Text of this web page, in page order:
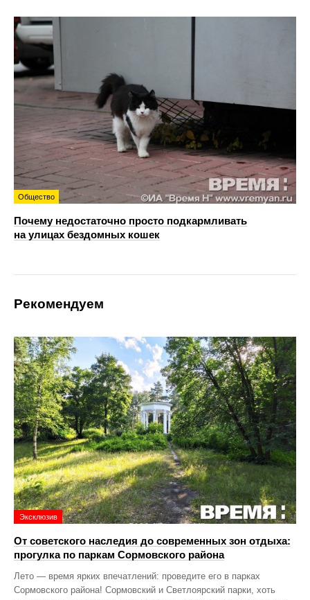
Общество
Почему недостаточно просто подкармливать
на улицах бездомных кошек
Рекомендуем
Эксклюзив
От советского наследия до современных зон отдыха:
прогулка по паркам Сормовского района
Лето — время ярких впечатлений: проведите его в парках
Сормовского района! Сормовский и Светлоярский парки, хоть